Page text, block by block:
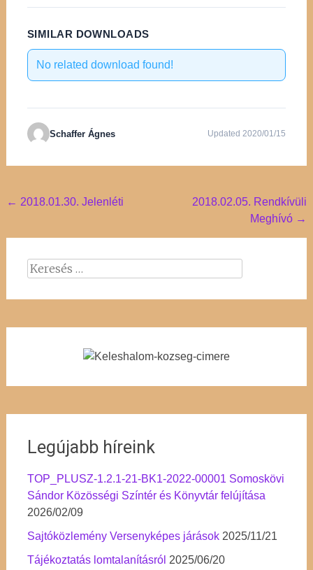
SIMILAR DOWNLOADS
No related download found!
Schaffer Ágnes Updated 2020/01/15
Post
← 2018.01.30. Jelenléti
2018.02.05. Rendkívüli
Meghívó →
Keresés:
Legújabb híreink
TOP_PLUSZ-1.2.1-21-BK1-2022-00001 Somoskövi
Sándor Közösségi Színtér és Könyvtár felújítása
2026/02/09
Sajtóközlemény Versenyképes járások 2025/11/21
Tájékoztatás lomtalanításról 2025/06/20